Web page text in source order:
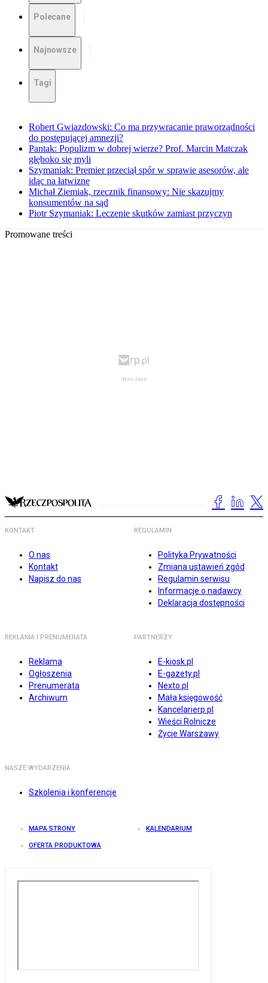
Polecane
Najnowsze
Tagi
Robert Gwiazdowski: Co ma przywracanie praworządności
do postępującej amnezji?
Pantak: Populizm w dobrej wierze? Prof. Marcin Matczak
głęboko się myli
Szymaniak: Premier przeciął spór w sprawie asesorów, ale
idąc na łatwiznę
Michał Ziemiak, rzecznik finansowy: Nie skazujmy
konsumentów na sąd
Piotr Szymaniak: Leczenie skutków zamiast przyczyn
Promowane treści
KONTAKT
O nas
Kontakt
Napisz do nas
REGULAMIN
Polityka Prywatności
Zmiana ustawień zgód
Regulamin serwisu
Informacje o nadawcy
Deklaracja dostępności
REKLAMA I PRENUMERATA
Reklama
Ogłoszenia
Prenumerata
Archiwum
PARTNERZY
E-kiosk.pl
E-gazety.pl
Nexto.pl
Mała księgowość
Kancelarierp.pl
Wieści Rolnicze
Życie Warszawy
NASZE WYDARZENIA
Szkolenia i konferencje
MAPA STRONY KALENDARIUM
OFERTA PRODUKTOWA